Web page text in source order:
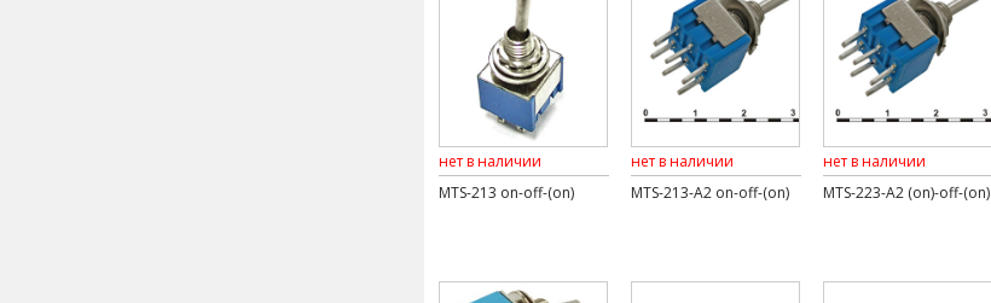
нет в наличии
MTS-213 on-off-(on)
нет в наличии
MTS-213-A2 on-off-(on)
нет в наличии
MTS-223-A2 (on)-off-(on)